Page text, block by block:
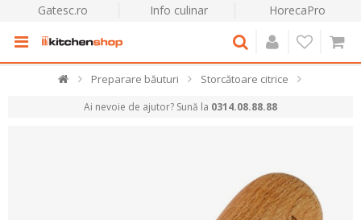
Gatesc.ro Info culinar HorecaPro
Preparare băuturi Storcătoare citrice
Ai nevoie de ajutor? Sună la 0314.08.88.88